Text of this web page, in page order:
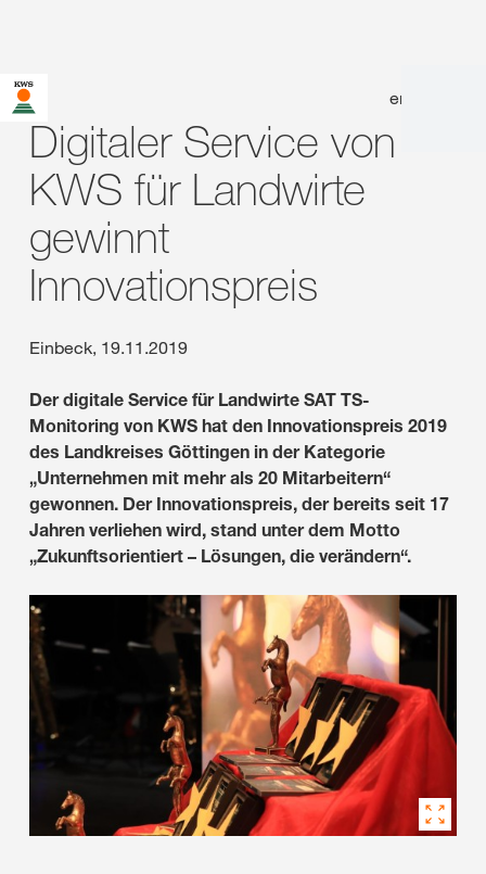
en
Digitaler Service von
KWS für Landwirte
gewinnt
Innovationspreis
Einbeck, 19.11.2019
Der digitale Service für Landwirte SAT TS-
Monitoring von KWS hat den Innovationspreis 2019
des Landkreises Göttingen in der Kategorie
„Unternehmen mit mehr als 20 Mitarbeitern“
gewonnen. Der Innovationspreis, der bereits seit 17
Jahren verliehen wird, stand unter dem Motto
„Zukunftsorientiert – Lösungen, die verändern“.